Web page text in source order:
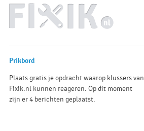
Prikbord
Plaats gratis je opdracht waarop klussers van
Fixik.nl kunnen reageren. Op dit moment
zijn er 4 berichten geplaatst.